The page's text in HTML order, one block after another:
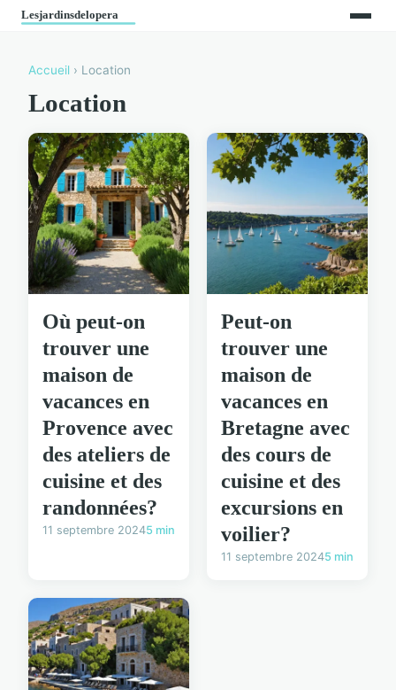
Accueil › Location
Location
Où peut-on
trouver une
maison de
vacances en
Provence avec
des ateliers de
cuisine et des
randonnées?
11 septembre 20245 min
Peut-on
trouver une
maison de
vacances en
Bretagne avec
des cours de
cuisine et des
excursions en
voilier?
11 septembre 20245 min